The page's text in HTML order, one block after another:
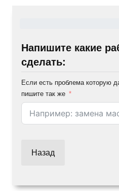
Напишите какие
сделать:
Если есть проблема которую
пишите так же
Назад